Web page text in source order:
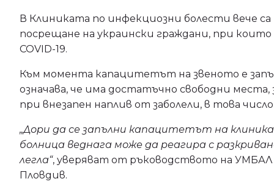
В Клиниката по инфекциозни болести вече са
посрещане на украински граждани, при които
COVID-19.
Към момента капацитетът на звеното е
означава, че има достатъчно свободни места,
при внезапен наплив от заболели, в това
„Дори да се запълни капацитетът на
болница веднага може да реагира с
легла“, уверяват от ръководството на УМБАЛ
Пловдив.